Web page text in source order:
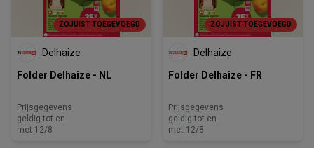
ZOJUIST TOEGEVOEGD
Delhaize
Folder Delhaize - NL
Prijsgegevens
geldig tot en
met 12/8
ZOJUIST TOEGEVOEGD
Delhaize
Folder Delhaize - FR
Prijsgegevens
geldig tot en
met 12/8